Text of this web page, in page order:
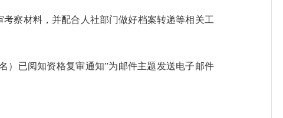
察材料，并配合人社部门做好档案转递等相关工
） 已阅知资格复审通知”为邮件主题发送电子邮件